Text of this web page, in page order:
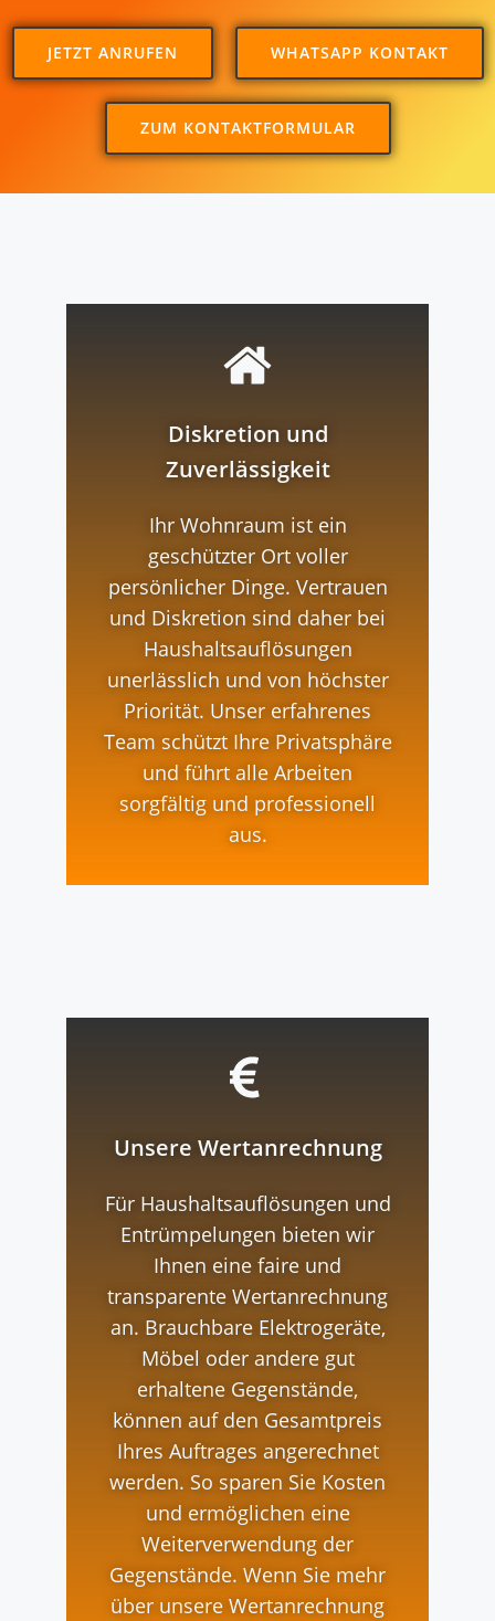
JETZT ANRUFEN WHATSAPP KONTAKT
ZUM KONTAKTFORMULAR
Diskretion und
Zuverlässigkeit
Ihr Wohnraum ist ein
geschützter Ort voller
persönlicher Dinge. Vertrauen
und Diskretion sind daher bei
Haushaltsauflösungen
unerlässlich und von höchster
Priorität. Unser erfahrenes
Team schützt Ihre Privatsphäre
und führt alle Arbeiten
sorgfältig und professionell
aus.
Unsere Wertanrechnung
Für Haushaltsauflösungen und
Entrümpelungen bieten wir
Ihnen eine faire und
transparente Wertanrechnung
an. Brauchbare Elektrogeräte,
Möbel oder andere gut
erhaltene Gegenstände,
können auf den Gesamtpreis
Ihres Auftrages angerechnet
werden. So sparen Sie Kosten
und ermöglichen eine
Weiterverwendung der
Gegenstände. Wenn Sie mehr
über unsere Wertanrechnung